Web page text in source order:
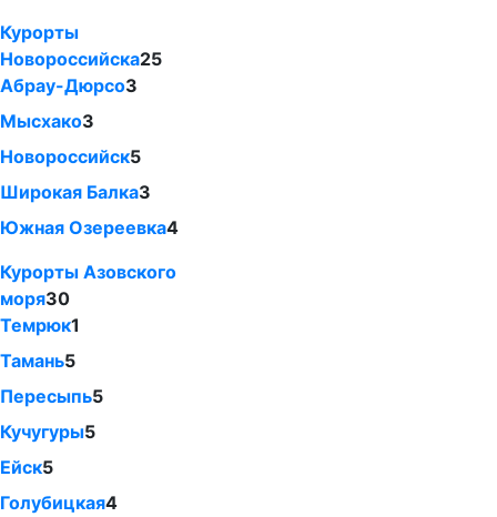
Курорты
Новороссийска25
Абрау-Дюрсо3
Мысхако3
Новороссийск5
Широкая Балка3
Южная Озереевка4
Курорты Азовского
моря30
Темрюк1
Тамань5
Пересыпь5
Кучугуры5
Ейск5
Голубицкая4